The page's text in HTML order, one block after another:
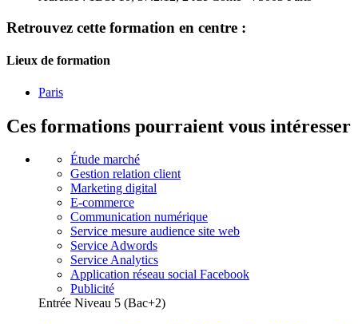
Retrouvez cette formation en centre :
Lieux de formation
Paris
Ces formations pourraient vous intéresser
Étude marché
Gestion relation client
Marketing digital
E-commerce
Communication numérique
Service mesure audience site web
Service Adwords
Service Analytics
Application réseau social Facebook
Publicité
Entrée Niveau 5 (Bac+2)